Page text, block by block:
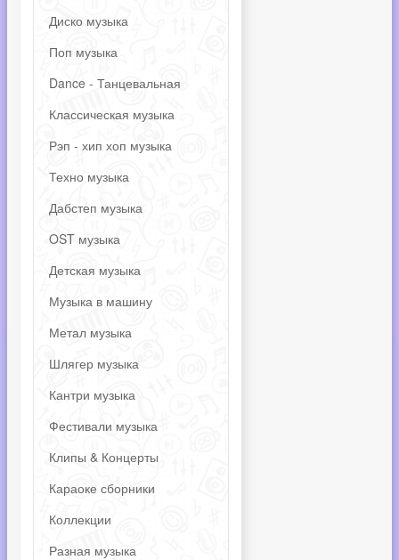
Диско музыка
Поп музыка
Dance - Танцевальная
Классическая музыка
Рэп - хип хоп музыка
Техно музыка
Дабстеп музыка
OST музыка
Детская музыка
Музыка в машину
Метал музыка
Шлягер музыка
Кантри музыка
Фестивали музыка
Клипы & Концерты
Караоке сборники
Коллекции
Разная музыка